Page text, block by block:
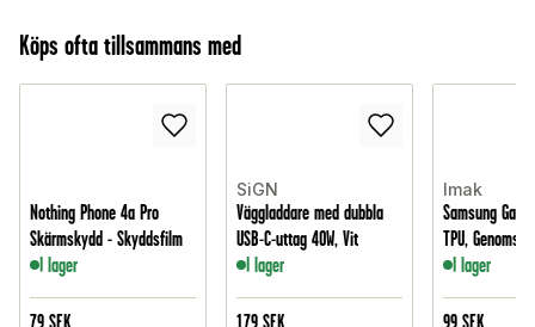
Köps ofta tillsammans med
Nothing Phone 4a Pro
Skärmskydd - Skyddsfilm
I lager
SiGN
Väggladdare med dubbla
USB-C-uttag 40W, Vit
I lager
Imak
Samsung
TPU,
I lager